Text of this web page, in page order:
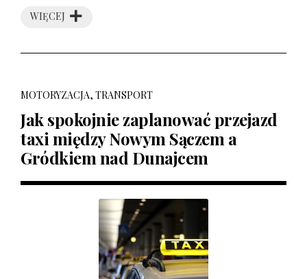
WIĘCEJ
MOTORYZACJA, TRANSPORT
Jak spokojnie zaplanować przejazd
taxi między Nowym Sączem a
Gródkiem nad Dunajcem